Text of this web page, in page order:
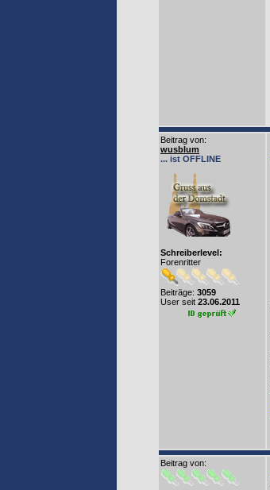
Beitrag von:
wusblum
... ist OFFLINE
Schreiberlevel:
Forenritter
Beiträge: 3059
User seit 23.06.2011
Beitrag von: